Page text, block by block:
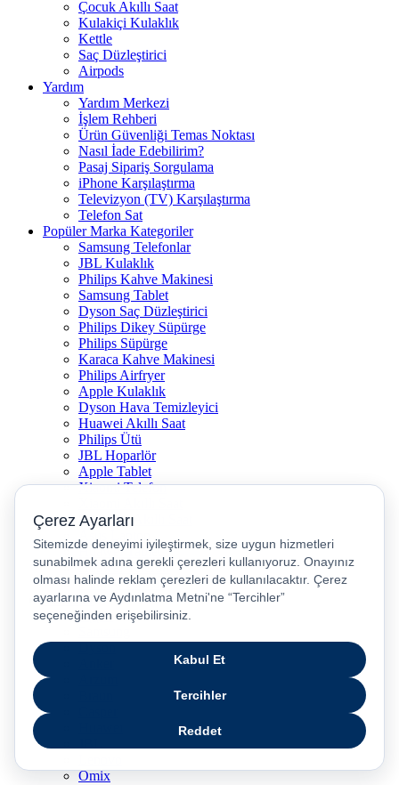
Çocuk Akıllı Saat
Kulakiçi Kulaklık
Kettle
Saç Düzleştirici
Airpods
Yardım
Yardım Merkezi
İşlem Rehberi
Ürün Güvenliği Temas Noktası
Nasıl İade Edebilirim?
Pasaj Sipariş Sorgulama
iPhone Karşılaştırma
Televizyon (TV) Karşılaştırma
Telefon Sat
Popüler Marka Kategoriler
Samsung Telefonlar
JBL Kulaklık
Philips Kahve Makinesi
Samsung Tablet
Dyson Saç Düzleştirici
Philips Dikey Süpürge
Philips Süpürge
Karaca Kahve Makinesi
Philips Airfryer
Apple Kulaklık
Dyson Hava Temizleyici
Huawei Akıllı Saat
Philips Ütü
JBL Hoparlör
Apple Tablet
Xiaomi Telefon
Samsung Akıllı Saat
Huawei Tablet
Huawei Telefon
Stanley Termos
Markalar
Apple
Omix